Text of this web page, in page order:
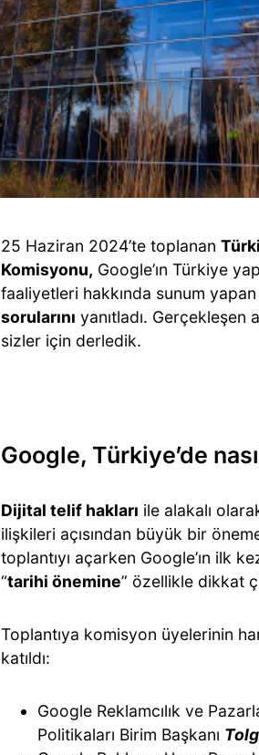
25 Haziran 2024’te toplanan
Komisyonu, Google’ın Türkiye
faaliyetleri hakkında sunum
sorularını yanıtladı. Gerçekleşen
sizler için derledik.
Google, Türkiye’de
Dijital telif hakları ile alakalı
ilişkileri açısından büyük bir
toplantıyı açarken Google’ın ilk
“tarihi önemine” özellikle dikkat
Toplantıya komisyon üyelerinin
katıldı:
Google Reklamcılık ve
Politikaları Birim Başkanı